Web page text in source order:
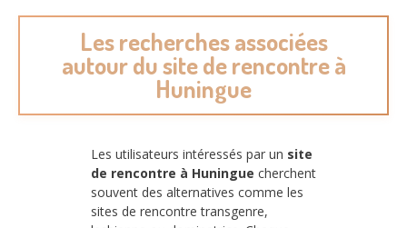
Les recherches associées
autour du site de rencontre à
Huningue
Les utilisateurs intéressés par un site
de rencontre à Huningue cherchent
souvent des alternatives comme les
sites de rencontre transgenre,